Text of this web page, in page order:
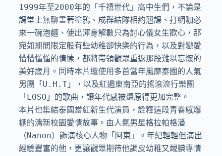
1999年至2000年的「千禧世代」高中生們，不論是
課堂上無聊畫著塗鴉、成群結隊相約翹課、打網咖必
來一碗泡麵、使出渾身解數只為討心儀女生歡心，那
宛如期間限定般有些幼稚卻快樂的行為，以及對戀愛
懵懵懂懂的情愫，都將帶領觀眾重返那段難以忘懷的
美好歲月。同時本片還使用多首當年風靡泰國的人氣
男團「U.H.T」，以及紅遍東南亞的搖滾流行樂團
「LOSO」的歌曲，讓年代感被還原得更加完整。
本片也集結泰國當紅新生代演員，詮釋這段青春感爆
棚的清新校園愛情故事。由人氣男星格拉帕格潘
（Nanon）飾演核心人物「阿東」。年紀輕輕但演出
經驗豐富的他，更讓觀眾期待他調皮幼稚又靦腆專情